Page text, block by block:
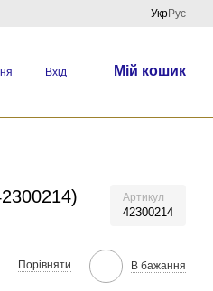
УкрРус
Вхід Мій кошик
Артикул
42300214
Порівняти В бажання